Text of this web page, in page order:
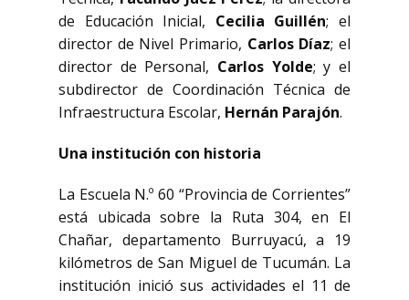
de Educación Inicial, Cecilia Guillén; el
director de Nivel Primario, Carlos Díaz; el
director de Personal, Carlos Yolde; y el
subdirector de Coordinación Técnica de
Infraestructura Escolar, Hernán Parajón.
Una institución con historia
La Escuela N.º 60 “Provincia de Corrientes”
está ubicada sobre la Ruta 304, en El
Chañar, departamento Burruyacú, a 19
kilómetros de San Miguel de Tucumán. La
institución inició sus actividades el 11 de